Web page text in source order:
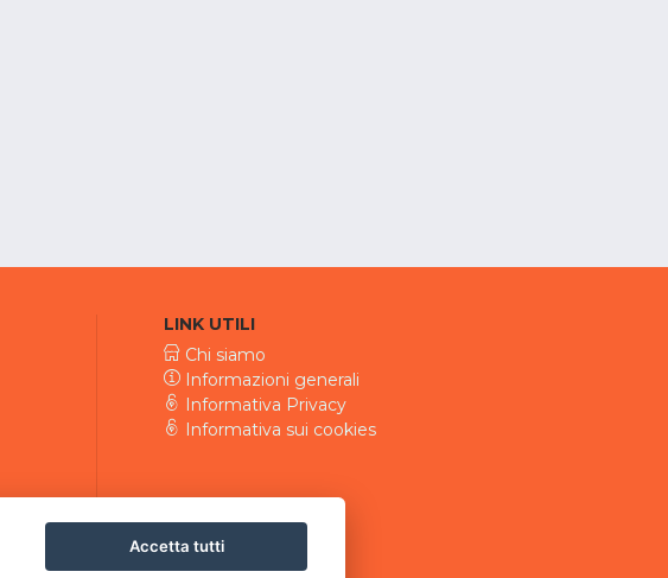
LINK UTILI
Chi siamo
Informazioni generali
Informativa Privacy
Informativa sui cookies
Accetta tutti